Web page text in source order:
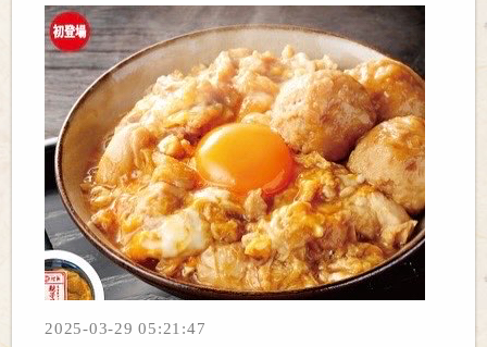
2025-03-29 05:21:47